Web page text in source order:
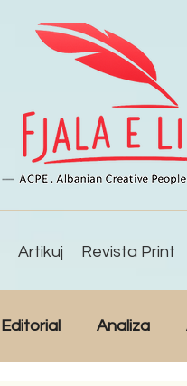
Artikuj Revista Print
Editorial Analiza